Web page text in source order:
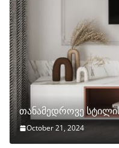
თანამედროვე
October 21, 2024